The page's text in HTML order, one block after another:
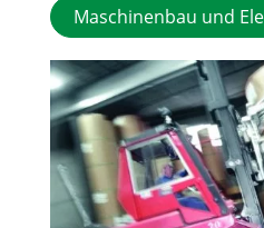
Maschinenbau und